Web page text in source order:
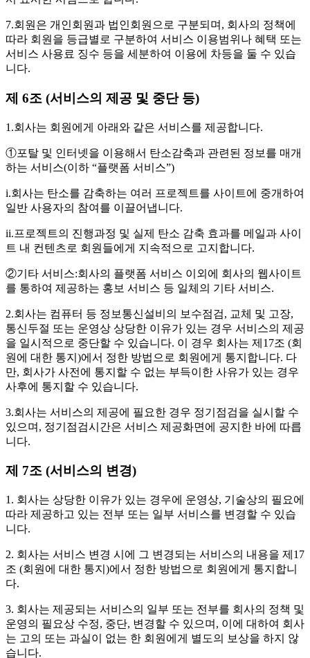
7.회원은 개인회원과 법인회원으로 구분되며, 회사의 정책에
따라 회원을 등급별로 구분하여 서비스 이용범위나 혜택 또는
서비스 사용료 징수 등을 세분하여 이용에 차등을 둘 수 있습
니다.
제 6조 (서비스의 제공 및 중단 등)
1.회사는 회원에게 아래와 같은 서비스를 제공합니다.
①포탈 및 인터넷을 이용해서 탄소감축과 관련된 정보를 매개
하는 서비스(이하 “플랫폼 서비스”)
i.회사는 탄소를 감축하는 여러 프로젝트를 사이트에 중개하여
일반 사용자의 참여를 이끌어냅니다.
ii.프로젝트의 진행과정 및 실제 탄소 감축 효과를 메일과 사이
트 내 컨텐츠로 회원들에게 지속적으로 고지합니다.
②기타 서비스:회사의 플랫폼 서비스 이외에 회사의 웹사이트
를 통하여 제공하는 홍보 서비스 등 일체의 기타 서비스.
2.회사는 컴퓨터 등 정보통신설비의 보수점검, 교체 및 고장,
통신두절 또는 운영상 상당한 이유가 있는 경우 서비스의 제공
을 일시적으로 중단할 수 있습니다. 이 경우 회사는 제17조 (회
원에 대한 통지)에서 정한 방법으로 회원에게 통지합니다. 다
만, 회사가 사전에 통지할 수 없는 부득이한 사유가 있는 경우
사후에 통지할 수 있습니다.
3.회사는 서비스의 제공에 필요한 경우 정기점검을 실시할 수
있으며, 정기점검시간은 서비스 제공화면에 공지한 바에 따릅
니다.
제 7조 (서비스의 변경)
1. 회사는 상당한 이유가 있는 경우에 운영상, 기술상의 필요에
따라 제공하고 있는 전부 또는 일부 서비스를 변경할 수 있습
니다.
2. 회사는 서비스 변경 시에 그 변경되는 서비스의 내용을 제17
조 (회원에 대한 통지)에서 정한 방법으로 회원에게 통지합니
다.
3. 회사는 제공되는 서비스의 일부 또는 전부를 회사의 정책 및
운영의 필요상 수정, 중단, 변경할 수 있으며, 이에 대하여 회사
는 고의 또는 과실이 없는 한 회원에게 별도의 보상을 하지 않
습니다.